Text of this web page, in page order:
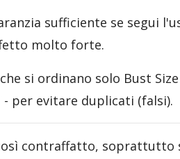
sufficiente se segui
molto forte.
si ordinano solo Bust
per evitare duplicati (falsi).
contraffatto, soprattutto